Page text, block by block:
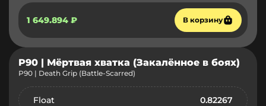
1 649.894 ₽ В корзину
P90 | Мёртвая хватка (Закалённое в боях)
P90 | Death Grip (Battle-Scarred)
Float 0.82267